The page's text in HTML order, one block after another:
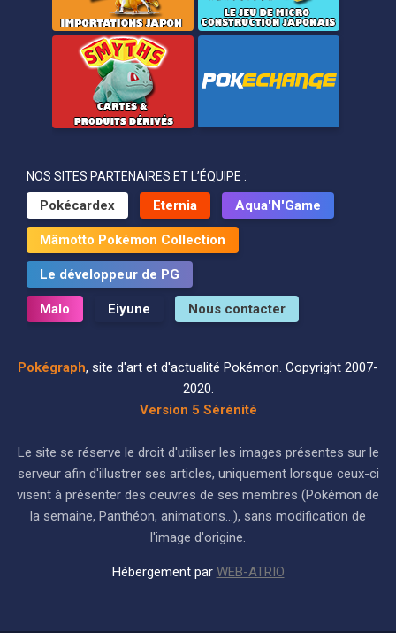
NOS SITES PARTENAIRES ET L’ÉQUIPE :
Pokécardex Eternia Aqua'N'Game
Mâmotto Pokémon Collection
Le développeur de PG
Malo Eiyune Nous contacter
Pokégraph, site d'art et d'actualité Pokémon. Copyright 2007-
2020.
Version 5 Sérénité
Le site se réserve le droit d'utiliser les images présentes sur le
serveur afin d'illustrer ses articles, uniquement lorsque ceux-ci
visent à présenter des oeuvres de ses membres (Pokémon de
la semaine, Panthéon, animations...), sans modification de
l'image d'origine.
Hébergement par WEB-ATRIO